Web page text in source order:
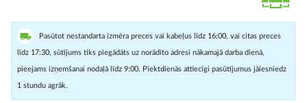
Pasūtot nestandarta izmēra preces vai kabeļus līdz 16:00, vai citas preces
līdz 17:30, sūtījums tiks piegādāts uz norādīto adresi nākamajā darba dienā,
pieejams izņemšanai nodaļā līdz 9:00. Piektdienās attiecīgi pasūtījumus jāiesniedz
1 stundu agrāk.